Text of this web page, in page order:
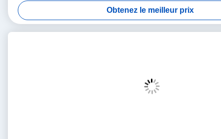
Obtenez le meilleur prix